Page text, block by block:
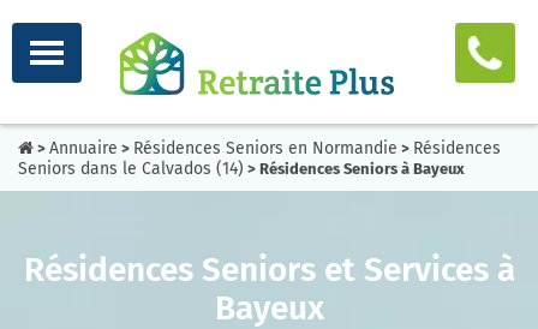
> Annuaire > Résidences Seniors en Normandie > Résidences
Seniors dans le Calvados (14) > Résidences Seniors à Bayeux
Résidences Seniors et Services à
Bayeux